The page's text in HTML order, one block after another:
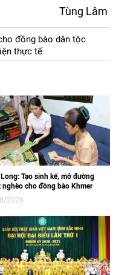
Tùng Lâm
đồng bào dân tộc
thực tế
Tạo sinh kế, mở đường
nghèo cho đồng bào Khmer
2026